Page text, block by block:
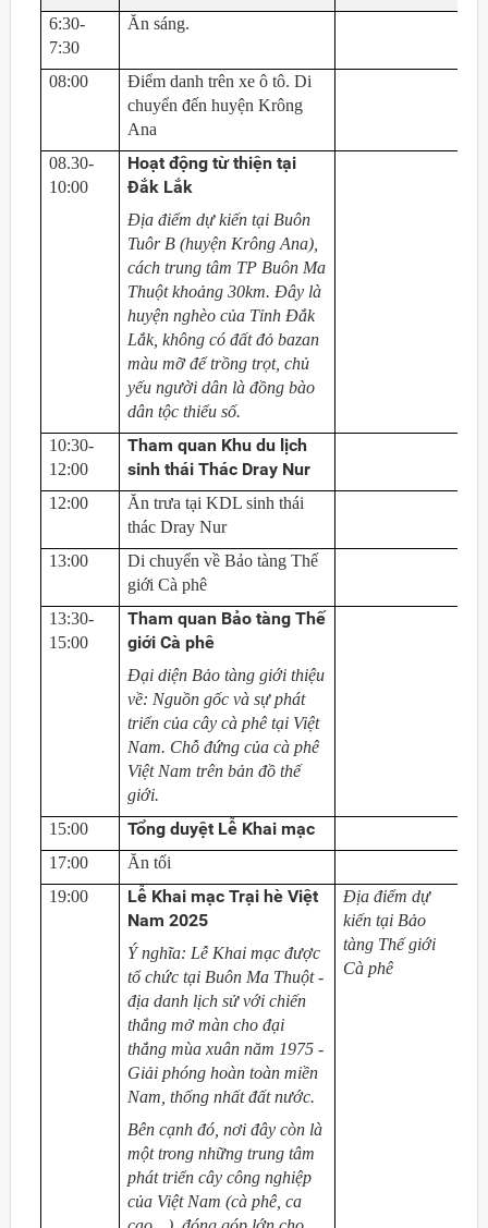
6:30-
7:30
Ăn sáng.
08:00
Điểm danh trên xe ô tô. Di
chuyển đến huyện Krông
Ana
08.30-
10:00
Hoạt động từ thiện tại
Đắk Lắk
Địa điểm dự kiến tại Buôn
Tuôr B (huyện Krông Ana),
cách trung tâm TP Buôn Ma
Thuột khoảng 30km. Đây là
huyện nghèo của Tỉnh Đắk
Lắk, không có đất đỏ bazan
màu mỡ để trồng trọt, chủ
yếu người dân là đồng bào
dân tộc thiểu số.
10:30-
12:00
Tham quan Khu du lịch
sinh thái Thác Dray Nur
12:00
Ăn trưa tại KDL sinh thái
thác Dray Nur
13:00
Di chuyển về Bảo tàng Thế
giới Cà phê
13:30-
15:00
Tham quan Bảo tàng Thế
giới Cà phê
Đại diện Bảo tàng giới thiệu
về: Nguồn gốc và sự phát
triển của cây cà phê tại Việt
Nam. Chỗ đứng của cà phê
Việt Nam trên bản đồ thế
giới.
15:00
Tổng duyệt Lễ Khai mạc
17:00
Ăn tối
19:00
Lễ Khai mạc Trại hè Việt
Nam 2025
Ý nghĩa: Lễ Khai mạc được
tổ chức tại Buôn Ma Thuột -
địa danh lịch sử với chiến
thắng mở màn cho đại
thắng mùa xuân năm 1975 -
Giải phóng hoàn toàn miền
Nam, thống nhất đất nước.
Bên cạnh đó, nơi đây còn là
một trong những trung tâm
phát triển cây công nghiệp
của Việt Nam (cà phê, ca
Địa điểm dự
kiến tại Bảo
tàng Thế giới
Cà phê